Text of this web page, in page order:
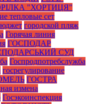
"ХОРТИЦЯ"
тепловые сет
городской пляж
Горячая линия
ГОСПОДАР
СУД
Госпродпотребслужба
госрегулирование
ГОСТРА
измена
Госэкоинспекция